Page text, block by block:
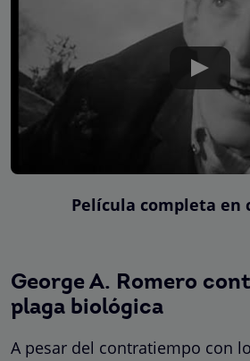
Película completa en
George A. Romero
plaga biológica
A pesar del contratiempo con